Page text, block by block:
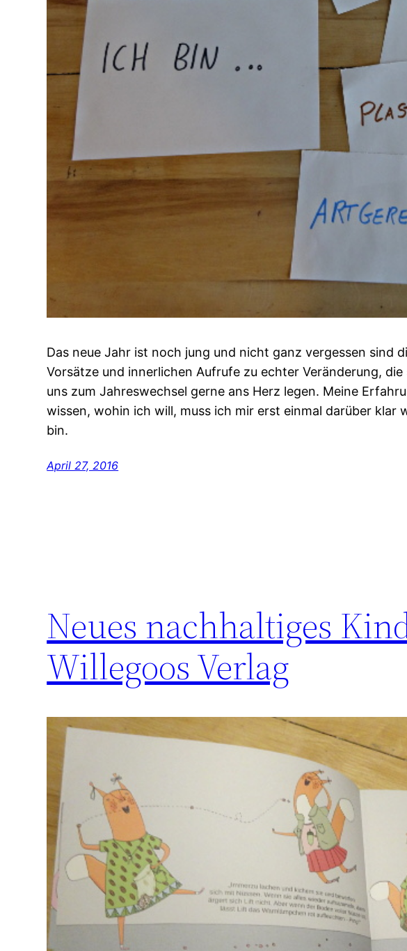
Das neue Jahr ist noch jung und nicht ganz vergessen sind
Vorsätze und innerlichen Aufrufe zu echter Veränderung, die
uns zum Jahreswechsel gerne ans Herz legen. Meine
wissen, wohin ich will, muss ich mir erst einmal darüber klar
bin.
April 27, 2016
Neues nachhaltiges
Willegoos Verlag